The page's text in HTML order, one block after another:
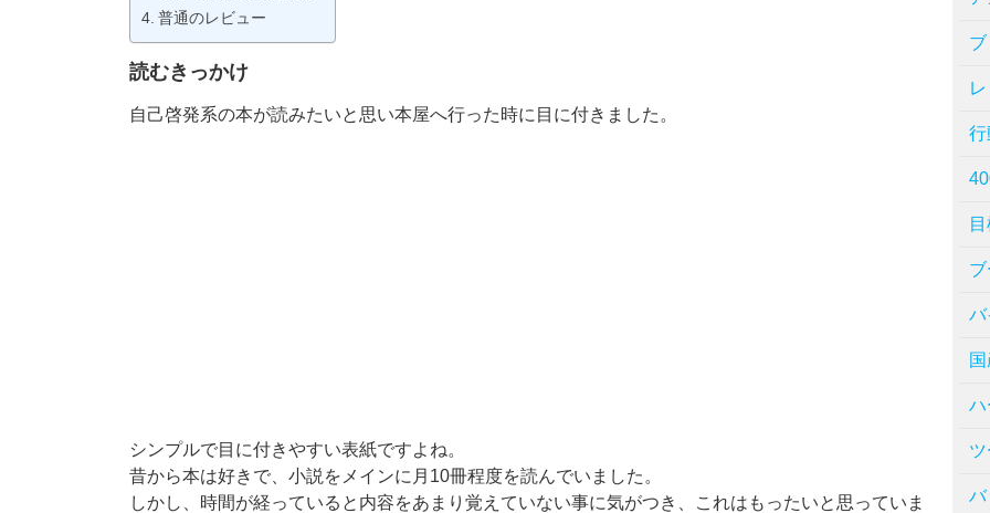
普通のレビュー
読むきっかけ
自己啓発系の本が読みたいと思い本屋へ行った時に目に付きました。
シンプルで目に付きやすい表紙ですよね。
昔から本は好きで、小説をメインに月10冊程度を読んでいました。
しかし、時間が経っていると内容をあまり覚えていない事に気がつき、これはもったいと思っていま
行
バ
ハ
バ